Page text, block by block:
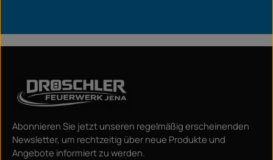
Abonnieren Sie jetzt unseren regelmäßig erscheinenden
Newsletter, um rechtzeitig über neue Produkte und
Angebote informiert zu werden.